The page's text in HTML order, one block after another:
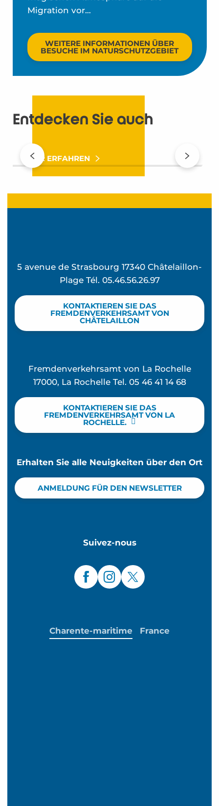
Migration vor…
WEITERE INFORMATIONEN ÜBER
BESUCHE IM NATURSCHUTZGEBIET
Entdecken Sie auch
6 gute Gründe, sich in Châtelaillon für
MEHR ERFAHREN
5 avenue de Strasbourg 17340 Châtelaillon-
Plage Tél. 05.46.56.26.97
KONTAKTIEREN SIE DAS
FREMDENVERKEHRSAMT VON
CHÂTELAILLON
Fremdenverkehrsamt von La Rochelle
17000, La Rochelle Tel. 05 46 41 14 68
KONTAKTIEREN SIE DAS
FREMDENVERKEHRSAMT VON LA
ROCHELLE.
Erhalten Sie alle Neuigkeiten über den Ort
ANMELDUNG FÜR DEN NEWSLETTER
Suivez-nous
Charente-maritime France